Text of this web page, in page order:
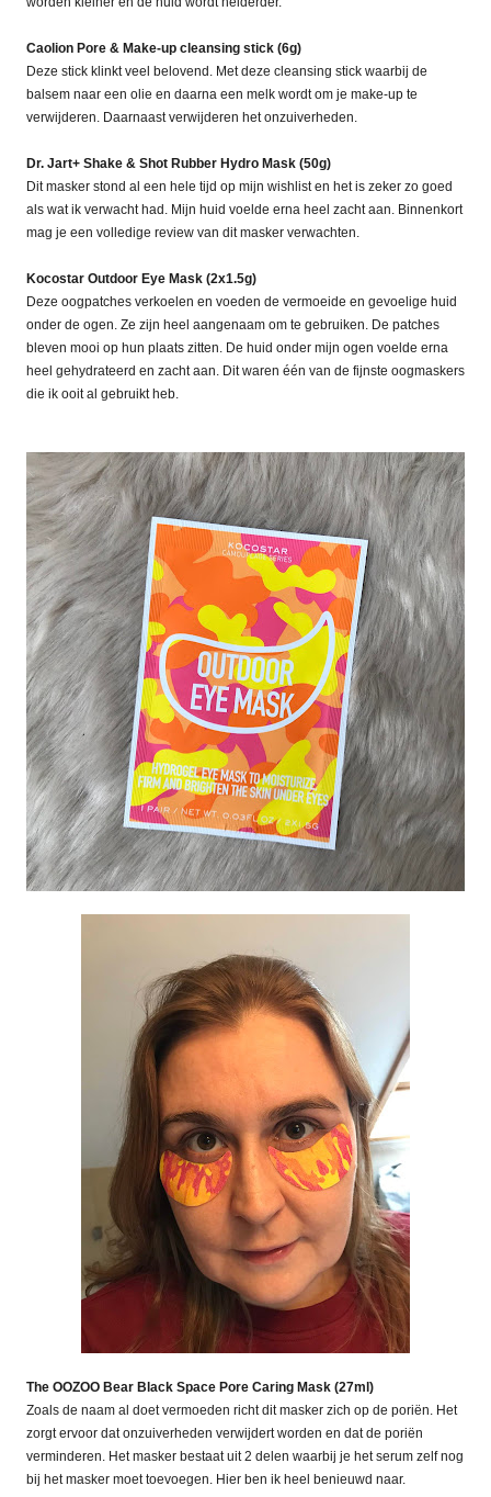
Caolion Pore & Make-up cleansing stick (6g)
Deze stick klinkt veel belovend. Met deze cleansing stick waarbij de
balsem naar een olie en daarna een melk wordt om je make-up te
verwijderen. Daarnaast verwijderen het onzuiverheden.
Dr. Jart+ Shake & Shot Rubber Hydro Mask (50g)
Dit masker stond al een hele tijd op mijn wishlist en het is zeker zo goed
als wat ik verwacht had. Mijn huid voelde erna heel zacht aan. Binnenkort
mag je een volledige review van dit masker verwachten.
Kocostar Outdoor Eye Mask (2x1.5g)
Deze oogpatches verkoelen en voeden de vermoeide en gevoelige huid
onder de ogen. Ze zijn heel aangenaam om te gebruiken. De patches
bleven mooi op hun plaats zitten. De huid onder mijn ogen voelde erna
heel gehydrateerd en zacht aan. Dit waren één van de fijnste oogmaskers
die ik ooit al gebruikt heb.
The OOZOO Bear Black Space Pore Caring Mask (27ml)
Zoals de naam al doet vermoeden richt dit masker zich op de poriën. Het
zorgt ervoor dat onzuiverheden verwijdert worden en dat de poriën
verminderen. Het masker bestaat uit 2 delen waarbij je het serum zelf nog
bij het masker moet toevoegen. Hier ben ik heel benieuwd naar.